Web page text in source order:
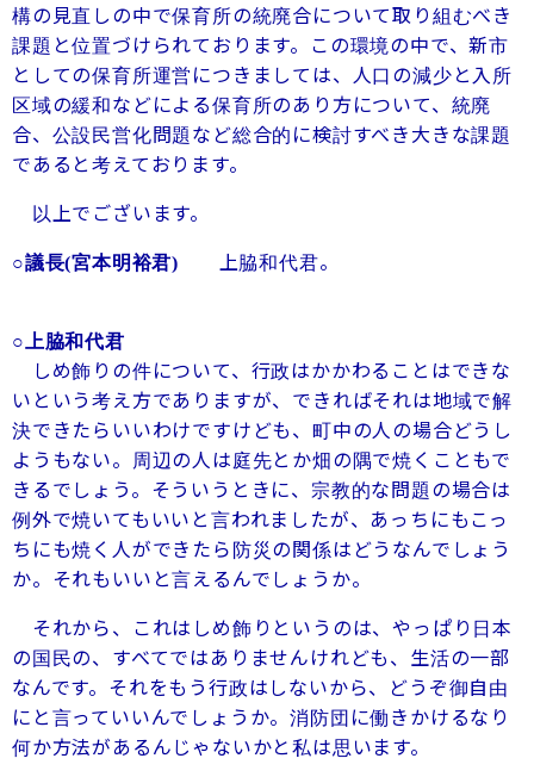
構の見直しの中で保育所の統廃合について取り組むべき
課題と位置づけられております。この環境の中で、新市
としての保育所運営につきましては、人口の減少と入所
区域の緩和などによる保育所のあり方について、統廃
合、公設民営化問題など総合的に検討すべき大きな課題
であると考えております。
以上でございます。
○議長(宮本明裕君) 上脇和代君。
○上脇和代君
しめ飾りの件について、行政はかかわることはできな
いという考え方でありますが、できればそれは地域で解
決できたらいいわけですけども、町中の人の場合どうし
ようもない。周辺の人は庭先とか畑の隅で焼くこともで
きるでしょう。そういうときに、宗教的な問題の場合は
例外で焼いてもいいと言われましたが、あっちにもこっ
ちにも焼く人ができたら防災の関係はどうなんでしょう
か。それもいいと言えるんでしょうか。
それから、これはしめ飾りというのは、やっぱり日本
の国民の、すべてではありませんけれども、生活の一部
なんです。それをもう行政はしないから、どうぞ御自由
にと言っていいんでしょうか。消防団に働きかけるなり
何か方法があるんじゃないかと私は思います。